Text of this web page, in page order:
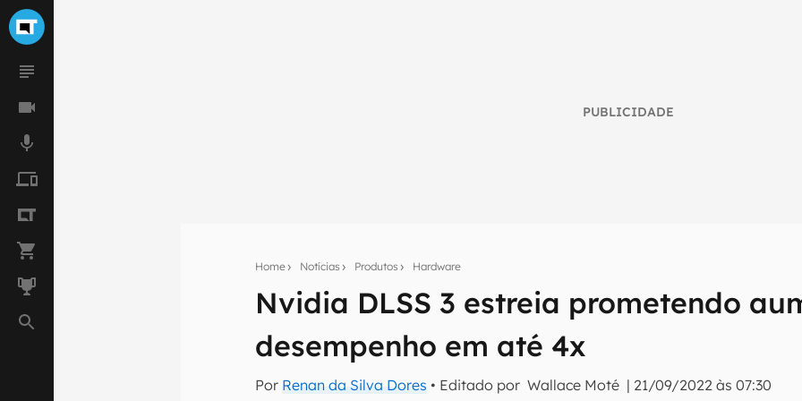
PUBLICIDADE
Home Notícias Produtos Hardware
Nvidia DLSS 3 estreia prometendo
desempenho em até 4x
Por Renan da Silva Dores • Editado por Wallace Moté | 21/09/2022 às 07:30
Seu resumo inteligente do mundo tech!
Assine a newsletter do Canaltech e receba notícias e reviews sobre tecnologia